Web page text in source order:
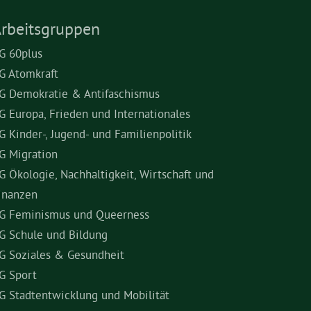
60plus
Atomkraft
Demokratie & Antifaschismus
Europa, Frieden und Internationales
Kinder-, Jugend- und Familienpolitik
Migration
Ökologie, Nachhaltigkeit, Wirtschaft und
Feminismus und Queerness
Schule und Bildung
Soziales & Gesundheit
Sport
Stadtentwicklung und Mobilität